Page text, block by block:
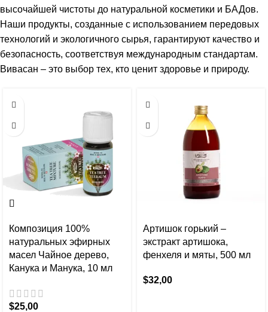
высочайшей чистоты до натуральной косметики и БАДов.
Наши продукты, созданные с использованием передовых
технологий и экологичного сырья, гарантируют качество и
безопасность, соответствуя международным стандартам.
Вивасан – это выбор тех, кто ценит здоровье и природу.
Композиция 100%
натуральных эфирных
масел Чайное дерево,
Канука и Манука, 10 мл
$25,00
Артишок горький –
экстракт артишока,
фенхеля и мяты, 500 мл
$32,00